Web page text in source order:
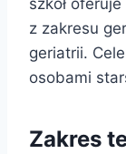
szkół
z zakresu
geriatrii.
osobami
Zakres